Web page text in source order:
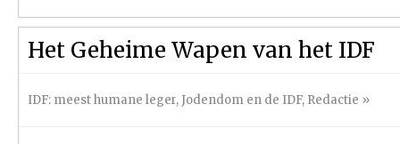
Het Geheime Wapen van het IDF
IDF: meest humane leger, Jodendom en de IDF, Redactie »